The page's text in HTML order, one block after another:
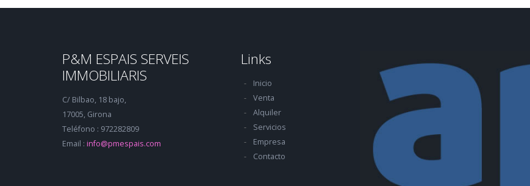
P&M ESPAIS SERVEIS
IMMOBILIARIS
C/ Bilbao, 18 bajo,
17005, Girona
Teléfono : 972282809
Email : info@pmespais.com
Links
Inicio
Venta
Alquiler
Servicios
Empresa
Contacto